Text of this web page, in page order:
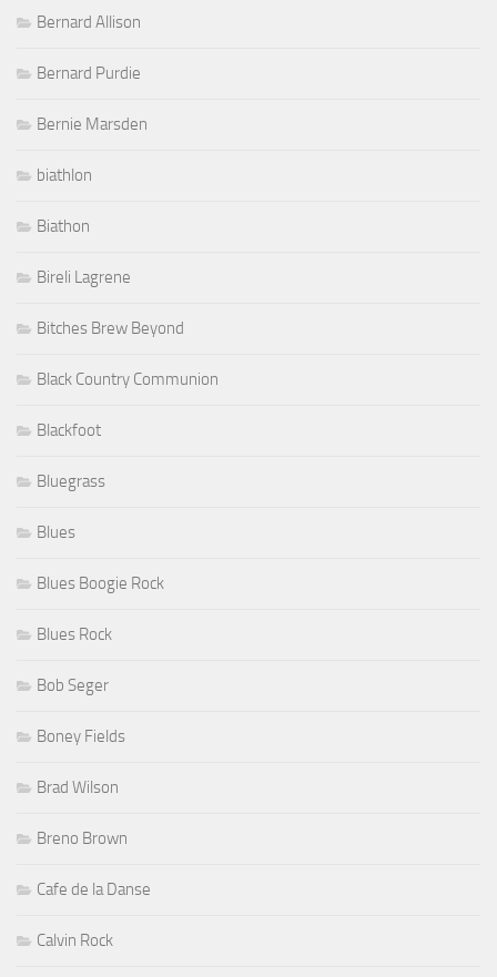
Bernard Allison
Bernard Purdie
Bernie Marsden
biathlon
Biathon
Bireli Lagrene
Bitches Brew Beyond
Black Country Communion
Blackfoot
Bluegrass
Blues
Blues Boogie Rock
Blues Rock
Bob Seger
Boney Fields
Brad Wilson
Breno Brown
Cafe de la Danse
Calvin Rock